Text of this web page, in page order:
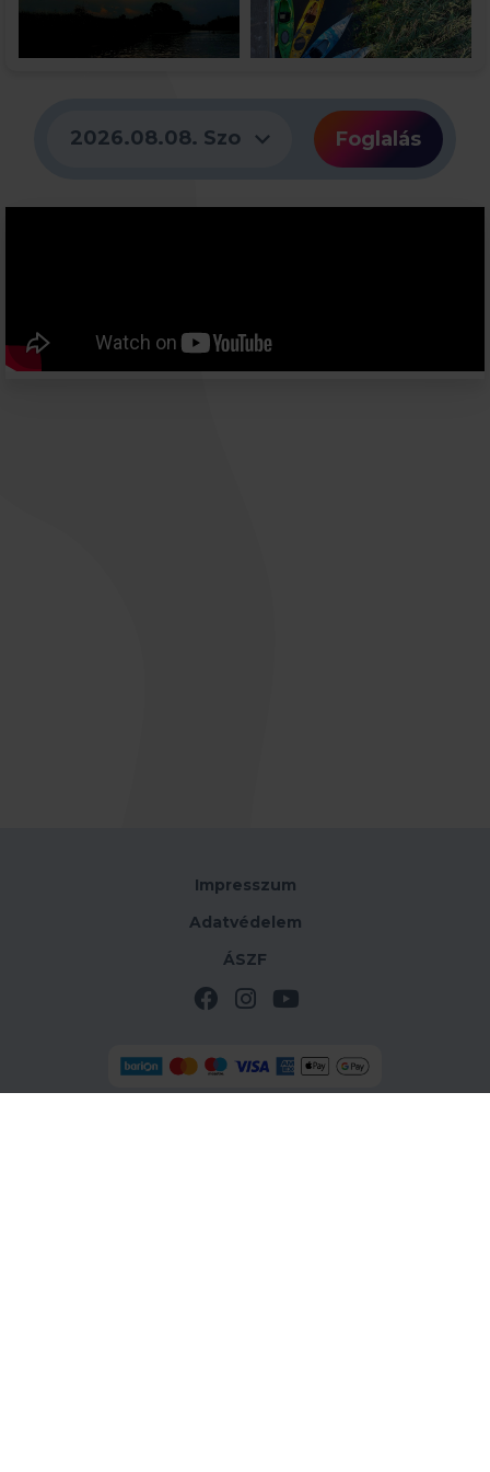
2026.08.08. Szo expand_more Foglalás
Impresszum
Adatvédelem
ÁSZF